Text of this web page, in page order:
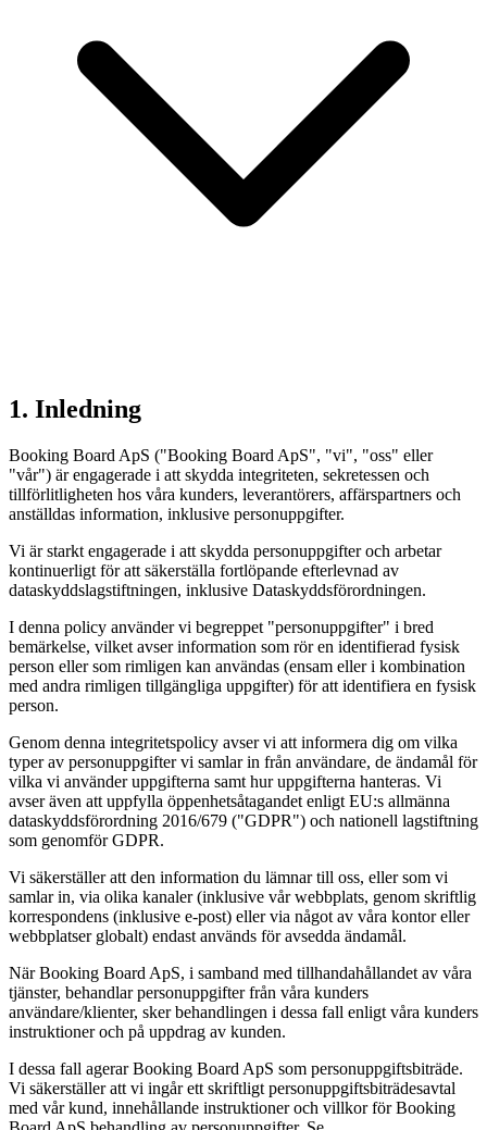
1. Inledning
Booking Board ApS ("Booking Board ApS", "vi", "oss" eller
"vår") är engagerade i att skydda integriteten, sekretessen och
tillförlitligheten hos våra kunders, leverantörers, affärspartners och
anställdas information, inklusive personuppgifter.
Vi är starkt engagerade i att skydda personuppgifter och arbetar
kontinuerligt för att säkerställa fortlöpande efterlevnad av
dataskyddslagstiftningen, inklusive Dataskyddsförordningen.
I denna policy använder vi begreppet "personuppgifter" i bred
bemärkelse, vilket avser information som rör en identifierad fysisk
person eller som rimligen kan användas (ensam eller i kombination
med andra rimligen tillgängliga uppgifter) för att identifiera en fysisk
person.
Genom denna integritetspolicy avser vi att informera dig om vilka
typer av personuppgifter vi samlar in från användare, de ändamål för
vilka vi använder uppgifterna samt hur uppgifterna hanteras. Vi
avser även att uppfylla öppenhetsåtagandet enligt EU:s allmänna
dataskyddsförordning 2016/679 ("GDPR") och nationell lagstiftning
som genomför GDPR.
Vi säkerställer att den information du lämnar till oss, eller som vi
samlar in, via olika kanaler (inklusive vår webbplats, genom skriftlig
korrespondens (inklusive e-post) eller via något av våra kontor eller
webbplatser globalt) endast används för avsedda ändamål.
När Booking Board ApS, i samband med tillhandahållandet av våra
tjänster, behandlar personuppgifter från våra kunders
användare/klienter, sker behandlingen i dessa fall enligt våra kunders
instruktioner och på uppdrag av kunden.
I dessa fall agerar Booking Board ApS som personuppgiftsbiträde.
Vi säkerställer att vi ingår ett skriftligt personuppgiftsbiträdesavtal
med vår kund, innehållande instruktioner och villkor för Booking